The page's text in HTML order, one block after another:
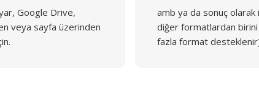
Google Drive,
veya sayfa üzerinden
amb ya da sonuç olarak
diğer formatlardan
fazla format